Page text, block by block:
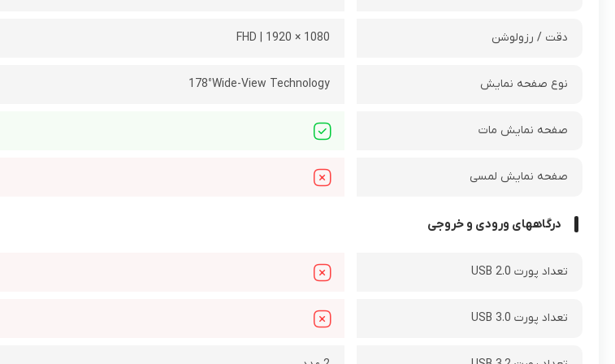
دقت / رزولوشن 1080 × 1920 | FHD
نوع صفحه نمایش 178°Wide-View Technology
صفحه نمایش مات
صفحه نمایش لمسی
درگاههای ورودی و خروجی
تعداد پورت USB 2.0
تعداد پورت USB 3.0